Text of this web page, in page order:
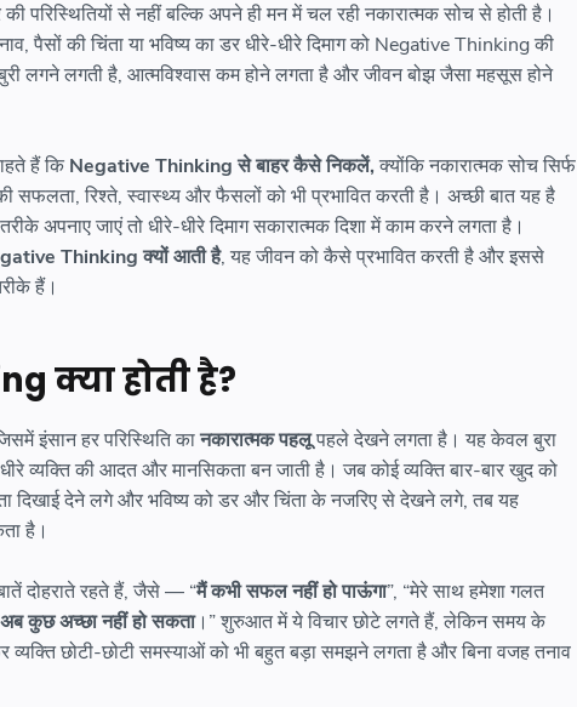
परिस्थितियों से नहीं बल्कि अपने ही मन में चल रही नकारात्मक सोच से होती है।
पैसों की चिंता या भविष्य का डर धीरे-धीरे दिमाग को Negative Thinking की
लगने लगती है, आत्मविश्वास कम होने लगता है और जीवन बोझ जैसा महसूस होने
हैं कि Negative Thinking से बाहर कैसे निकलें, क्योंकि नकारात्मक सोच सिर्फ
सफलता, रिश्ते, स्वास्थ्य और फैसलों को भी प्रभावित करती है। अच्छी बात यह है
अपनाए जाएं तो धीरे-धीरे दिमाग सकारात्मक दिशा में काम करने लगता है।
Thinking क्यों आती है, यह जीवन को कैसे प्रभावित करती है और इससे
हैं।
क्या होती है?
इंसान हर परिस्थिति कानकारात्मक पहलूपहले देखने लगता है। यह केवल बुरा
व्यक्ति की आदत और मानसिकता बन जाती है। जब कोई व्यक्ति बार-बार खुद को
देने लगे और भविष्य को डर और चिंता के नजरिए से देखने लगे, तब यह
है।
दोहराते रहते हैं, जैसे — “मैं कभी सफल नहीं हो पाऊंगा”, “मेरे साथ हमेशा गलत
अब कुछ अच्छा नहीं हो सकता।” शुरुआत में ये विचार छोटे लगते हैं, लेकिन समय के
व्यक्ति छोटी-छोटी समस्याओं को भी बहुत बड़ा समझने लगता है और बिना वजह तनाव